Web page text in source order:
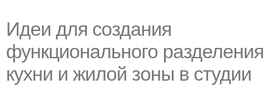
Идеи для создания
функционального разделения
кухни и жилой зоны в студии